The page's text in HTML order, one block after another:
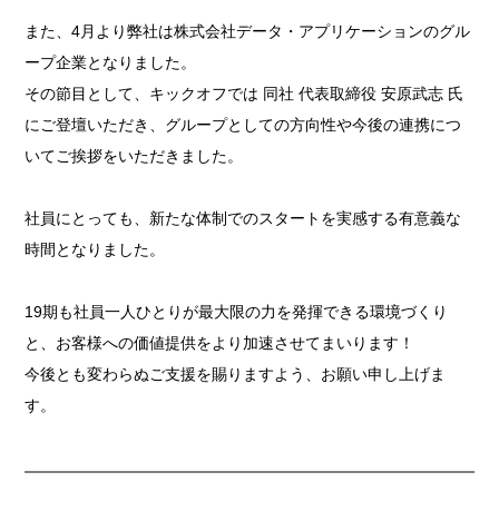
また、4月より弊社は株式会社データ・アプリケーションのグル
ープ企業となりました。
その節目として、キックオフでは 同社 代表取締役 安原武志 氏
にご登壇いただき、グループとしての方向性や今後の連携につ
いてご挨拶をいただきました。
社員にとっても、新たな体制でのスタートを実感する有意義な
時間となりました。
19期も社員一人ひとりが最大限の力を発揮できる環境づくり
と、お客様への価値提供をより加速させてまいります！
今後とも変わらぬご支援を賜りますよう、お願い申し上げま
す。